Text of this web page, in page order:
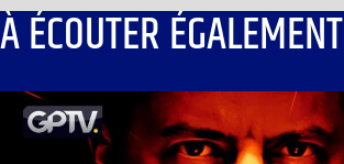
À ÉCOUTER ÉGALEMENT